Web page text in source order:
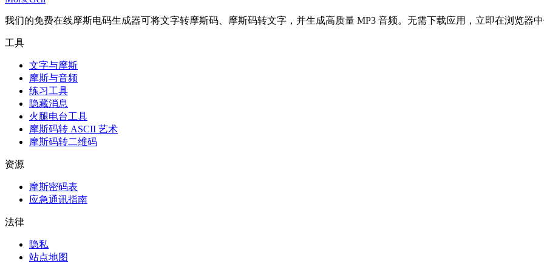
我们的免费在线摩斯电码生成器可将文字转摩斯码、摩斯码转文字，并生成高质量 MP3 音频。无需下载应用，立即在浏览器
工具
文字与摩斯
摩斯与音频
练习工具
隐藏消息
火腿电台工具
摩斯码转 ASCII 艺术
摩斯码转二维码
资源
摩斯密码表
应急通讯指南
法律
隐私
站点地图